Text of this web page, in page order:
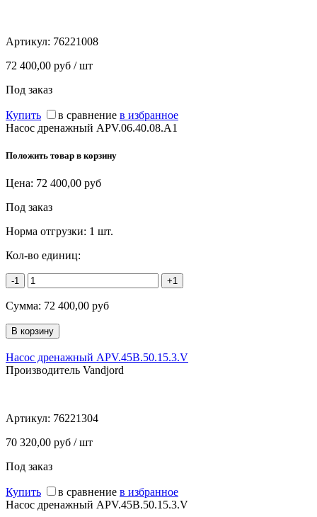
Артикул: 76221008
72 400,00 руб / шт
Под заказ
Купить в сравнение в избранное
Насос дренажный APV.06.40.08.A1
Положить товар в корзину
Цена: 72 400,00 руб
Под заказ
Норма отгрузки: 1 шт.
Кол-во единиц:
-1 +1
Сумма: 72 400,00 руб
Насос дренажный APV.45B.50.15.3.V
Производитель Vandjord
Артикул: 76221304
70 320,00 руб / шт
Под заказ
Купить в сравнение в избранное
Насос дренажный APV.45B.50.15.3.V